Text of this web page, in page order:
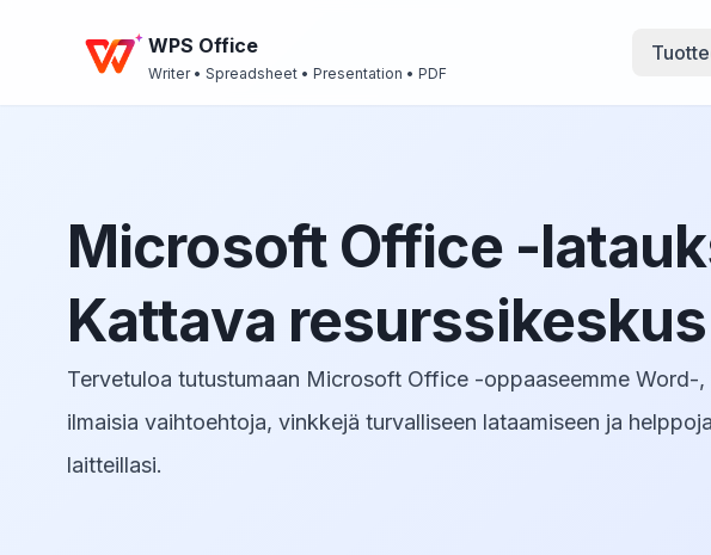
WPS Office
Writer • Spreadsheet • Presentation • PDF
Microsoft Office -
Kattava resurssikeskus
Tervetuloa tutustumaan Microsoft Office -oppaaseemme
ilmaisia vaihtoehtoja, vinkkejä turvalliseen lataamiseen ja
laitteillasi.